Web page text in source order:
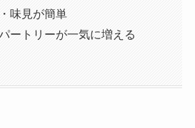
味見が簡単
ートリーが一気に増える